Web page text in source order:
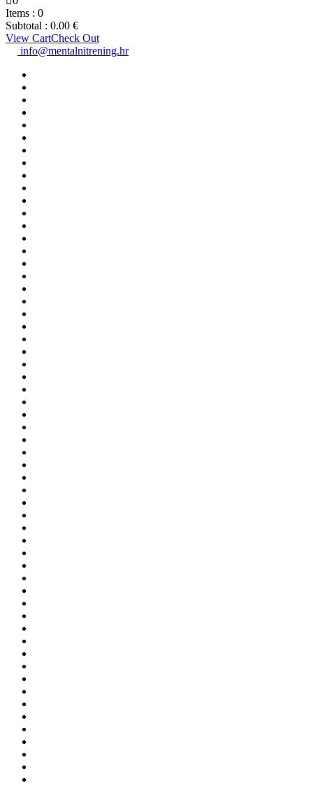
Items : 0
Subtotal : 0.00 €
View CartCheck Out
info@mentalnitrening.hr